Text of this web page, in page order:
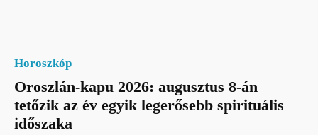
Horoszkóp
Oroszlán-kapu 2026: augusztus 8-án
tetőzik az év egyik legerősebb spirituális
időszaka